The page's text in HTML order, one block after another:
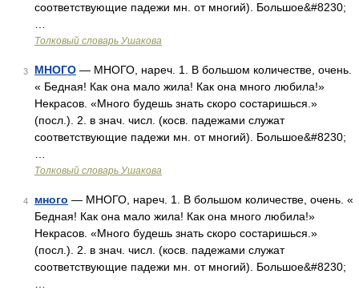
соответствующие падежи мн. от многий). Большое&#8230;
Толковый словарь Ушакова
3 МНОГО — МНОГО, нареч. 1. В большом количестве, очень.
« Бедная! Как она мало жила! Как она много любила!»
Некрасов. «Много будешь знать скоро состаришься.»
(посл.). 2. в знач. числ. (косв. падежами служат
соответствующие падежи мн. от многий). Большое&#8230;
Толковый словарь Ушакова
4 много — МНОГО, нареч. 1. В большом количестве, очень. «
Бедная! Как она мало жила! Как она много любила!»
Некрасов. «Много будешь знать скоро состаришься.»
(посл.). 2. в знач. числ. (косв. падежами служат
соответствующие падежи мн. от многий). Большое&#8230;